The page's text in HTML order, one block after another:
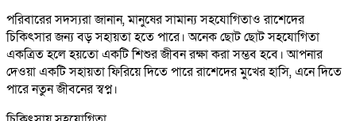
পরিবারের সদস্যরা জানান, মানুষের সামান্য সহযোগিতাও রাশেদের
চিকিৎসার জন্য বড় সহায়তা হতে পারে। অনেক ছোট ছোট সহযোগিতা
একত্রিত হলে হয়তো একটি শিশুর জীবন রক্ষা করা সম্ভব হবে। আপনার
দেওয়া একটি সহায়তা ফিরিয়ে দিতে পারে রাশেদের মুখের হাসি, এনে দিতে
পারে নতুন জীবনের স্বপ্ন।